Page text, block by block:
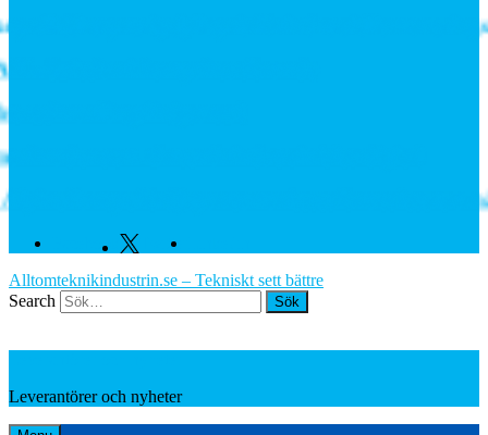
tilldelas prestigefyllt pris för industriellt
Switchar i kompakt utförande
långsiktigt avtal
som växte när industrin blev digital
Europe fördjupar samarbetet för att leverera
Facebook Twitter
Alltomteknikindustrin.se – Tekniskt sett bättre
Search
Leverantörer och nyheter